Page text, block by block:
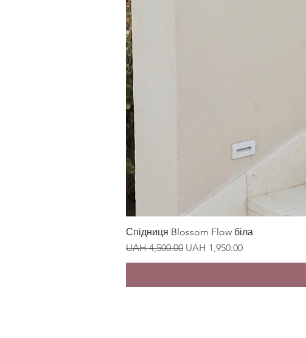
Спідниця Blossom Flow біла
Regular Price
UAH 4,500.00 Sale Price
UAH 1,950.00